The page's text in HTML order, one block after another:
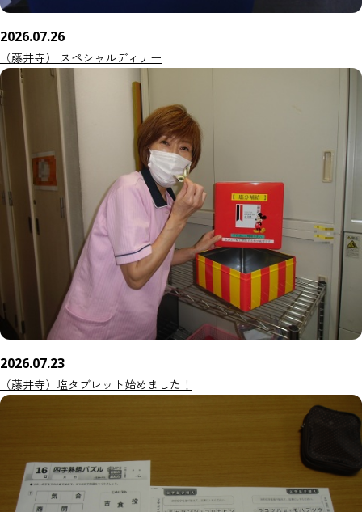
2026.07.26
（藤井寺） スペシャルディナー
2026.07.23
（藤井寺）塩タブレット始めました！